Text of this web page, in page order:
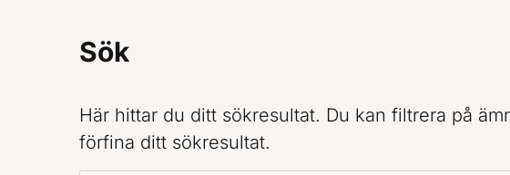
Sök
Här hittar du ditt sökresultat. Du kan filtrera på
förfina ditt sökresultat.